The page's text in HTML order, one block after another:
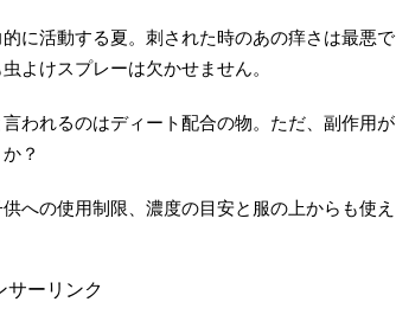
に活動する夏。刺された時のあの痒さは最悪で
よけスプレーは欠かせません。
われるのはディート配合の物。ただ、副作用が
？
への使用制限、濃度の目安と服の上からも使え
サーリンク